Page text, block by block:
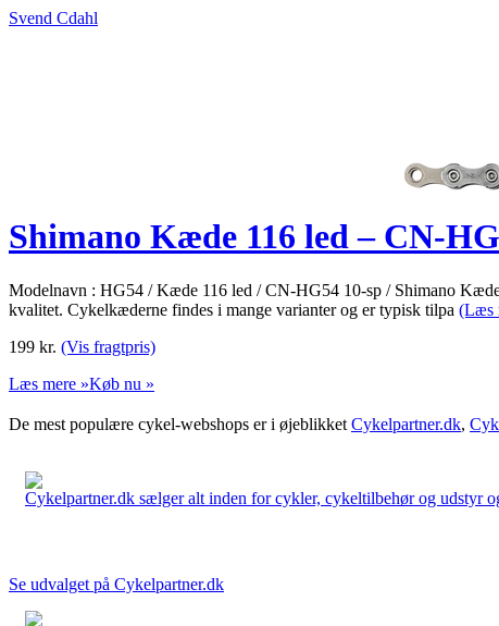
Svend Cdahl
Shimano Kæde 116 led – CN-
Modelnavn : HG54 / Kæde 116 led / CN-HG54 10-sp / Shimano
kvalitet. Cykelkæderne findes i mange varianter og er typisk tilpa (Læs
199 kr. (Vis fragtpris)
Læs mere »Køb nu »
De mest populære cykel-webshops er i øjeblikket Cykelpartner.dk,
Cykelpartner.dk sælger alt inden for cykler, cykeltilbehør og udstyr
Se udvalget på Cykelpartner.dk